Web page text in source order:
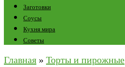
Заготовки
Соусы
Кухня мира
Советы
Главная » Торты и пирожные